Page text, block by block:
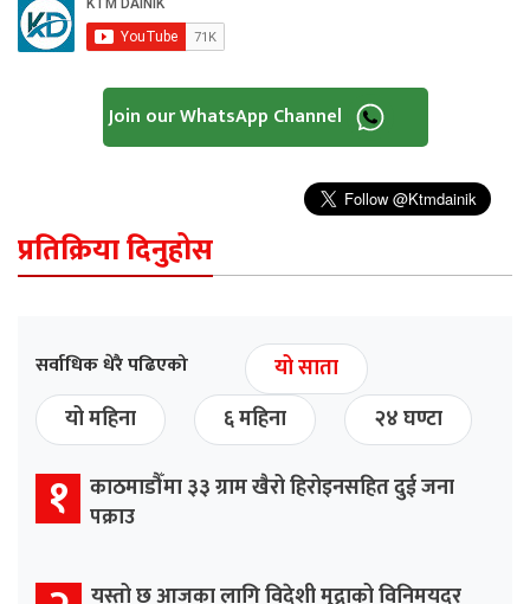
Join our WhatsApp Channel
प्रतिक्रिया दिनुहोस
सर्वाधिक धेरै पढिएको
यो साता
यो महिना
६ महिना २४ घण्टा
१ काठमाडौँमा ३३ ग्राम खैरो हिरोइनसहित दुई जना
पक्राउ
यस्तो छ आजका लागि विदेशी मुद्राको विनिमयदर